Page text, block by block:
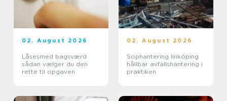
02. August 2026
Låsesmed bagsværd
sådan vælger du den
rette til opgaven
02. August 2026
Sophantering linköping
hållbar avfallshantering i
praktiken